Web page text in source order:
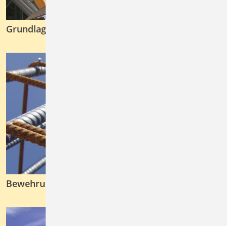
Grundlagen & Einwirkungen
Bewehrung